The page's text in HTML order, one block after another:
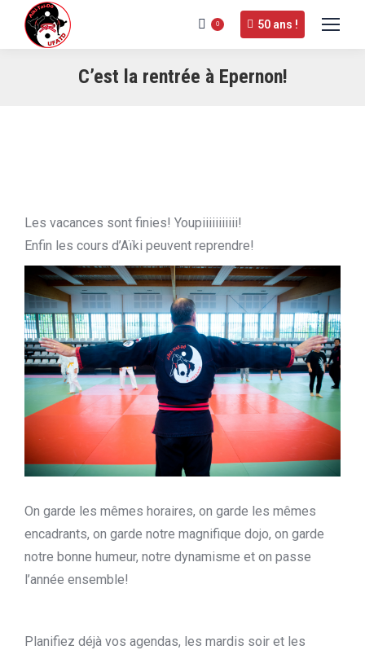
0 50 ans !
C’est la rentrée à Epernon!
Les vacances sont finies! Youpiiiiiiiiiii!
Enfin les cours d’Aïki peuvent reprendre!
On garde les mêmes horaires, on garde les mêmes
encadrants, on garde notre magnifique dojo, on garde
notre bonne humeur, notre dynamisme et on passe
l’année ensemble!
Planifiez déjà vos agendas, les mardis soir et les